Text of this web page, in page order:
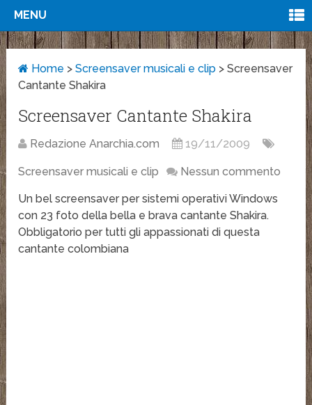
MENU
Home >Screensaver musicali e clip >Screensaver
Cantante Shakira
Screensaver Cantante Shakira
Redazione Anarchia.com 19/11/2009
Screensaver musicali e clip Nessun commento
Un bel screensaver per sistemi operativi Windows
con 23 foto della bella e brava cantante Shakira.
Obbligatorio per tutti gli appassionati di questa
cantante colombiana